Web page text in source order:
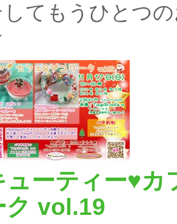
してもうひとつ
ューティー♥カ
ク vol.19